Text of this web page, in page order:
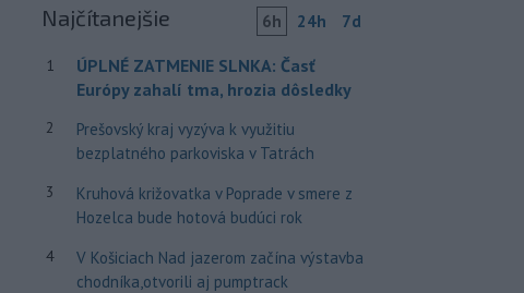
Najčítanejšie 6h 24h 7d
1
ÚPLNÉ ZATMENIE SLNKA: Časť
Európy zahalí tma, hrozia dôsledky
2
Prešovský kraj vyzýva k využitiu
bezplatného parkoviska v Tatrách
3
Kruhová križovatka v Poprade v smere z
Hozelca bude hotová budúci rok
4
V Košiciach Nad jazerom začína výstavba
chodníka,otvorili aj pumptrack